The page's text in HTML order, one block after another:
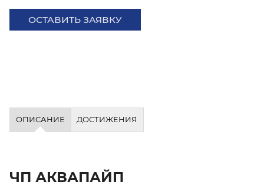
ОСТАВИТЬ ЗАЯВКУ
ОПИСАНИЕ ДОСТИЖЕНИЯ
ЧП АКВАПАЙП